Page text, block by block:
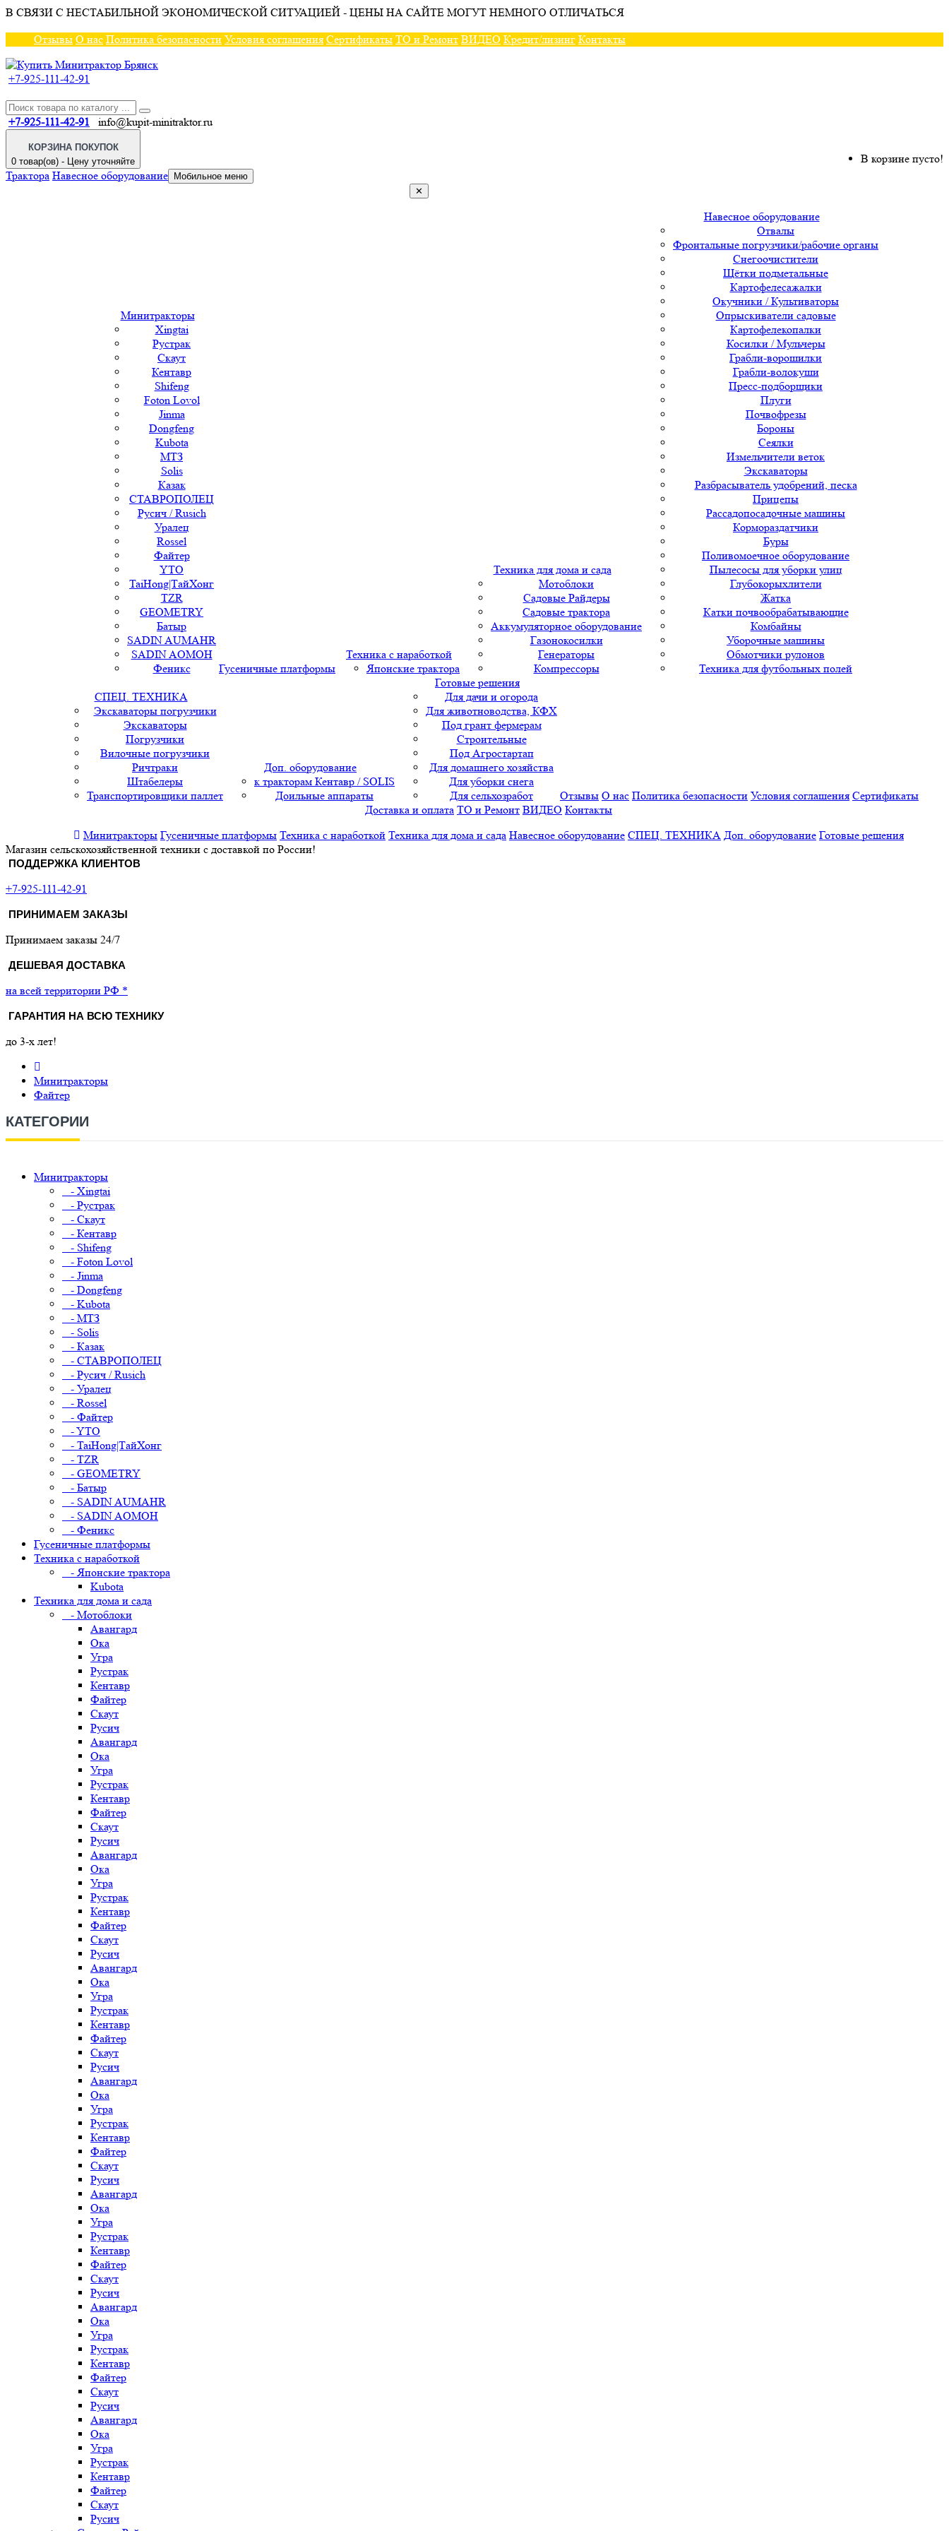
В СВЯЗИ С НЕСТАБИЛЬНОЙ ЭКОНОМИЧЕСКОЙ СИТУАЦИЕЙ - ЦЕНЫ НА САЙТЕ МОГУТ НЕМНОГО ОТЛИЧАТЬСЯ
Отзывы О нас Политика безопасности Условия соглашения Сертификаты ТО и Ремонт ВИДЕО Кредит/лизинг Контакты
+7-925-111-42-91
+7-925-111-42-91 info@kupit-minitraktor.ru
КОРЗИНА ПОКУПОК
0 товар(ов) - Цену уточняйте
В корзине пусто!
Трактора Навесное оборудование
Мобильное меню
✕
Минитракторы
Xingtai
Рустрак
Скаут
Кентавр
Shifeng
Foton Lovol
Jinma
Dongfeng
Kubota
МТЗ
Solis
Казак
СТАВРОПОЛЕЦ
Русич / Rusich
Уралец
Rossel
Файтер
YTO
TaiHong|ТайХонг
TZR
GEOMETRY
Батыр
SADIN AUMAHR
SADIN AOMOH
Феникс
Гусеничные платформы
Техника с наработкой
Японские трактора
Техника для дома и сада
Мотоблоки
Садовые Райдеры
Садовые трактора
Аккумуляторное оборудование
Газонокосилки
Генераторы
Компрессоры
Навесное оборудование
Отвалы
Фронтальные погрузчики/рабочие органы
Снегоочистители
Щётки подметальные
Картофелесажалки
Окучники / Культиваторы
Опрыскиватели садовые
Картофелекопалки
Косилки / Мульчеры
Грабли-ворошилки
Грабли-волокуши
Пресс-подборщики
Плуги
Почвофрезы
Бороны
Сеялки
Измельчители веток
Экскаваторы
Разбрасыватель удобрений, песка
Прицепы
Рассадопосадочные машины
Кормораздатчики
Буры
Поливомоечное оборудование
Пылесосы для уборки улиц
Глубокорыхлители
Жатка
Катки почвообрабатывающие
Комбайны
Уборочные машины
Обмотчики рулонов
Техника для футбольных полей
СПЕЦ. ТЕХНИКА
Экскаваторы погрузчики
Экскаваторы
Погрузчики
Вилочные погрузчики
Ричтраки
Штабелеры
Транспортировщики паллет
Доп. оборудование
к тракторам Кентавр / SOLIS
Доильные аппараты
Готовые решения
Для дачи и огорода
Для животноводства, КФХ
Под грант фермерам
Строительные
Под Агростартап
Для домашнего хозяйства
Для уборки снега
Для сельхозработ
Отзывы О нас Политика безопасности Условия соглашения Сертификаты
Доставка и оплата ТО и Ремонт ВИДЕО Контакты
Минитракторы Гусеничные платформы Техника с наработкой Техника для дома и сада Навесное оборудование СПЕЦ. ТЕХНИКА Доп. оборудование Готовые решения
Магазин сельскохозяйственной техники с доставкой по России!
ПОДДЕРЖКА КЛИЕНТОВ
+7-925-111-42-91
ПРИНИМАЕМ ЗАКАЗЫ
Принимаем заказы 24/7
ДЕШЕВАЯ ДОСТАВКА
на всей территории РФ *
ГАРАНТИЯ НА ВСЮ ТЕХНИКУ
до 3-х лет!
Минитракторы
Файтер
КАТЕГОРИИ
Минитракторы
- Xingtai
- Рустрак
- Скаут
- Кентавр
- Shifeng
- Foton Lovol
- Jinma
- Dongfeng
- Kubota
- МТЗ
- Solis
- Казак
- СТАВРОПОЛЕЦ
- Русич / Rusich
- Уралец
- Rossel
- Файтер
- YTO
- TaiHong|ТайХонг
- TZR
- GEOMETRY
- Батыр
- SADIN AUMAHR
- SADIN AOMOH
- Феникс
Гусеничные платформы
Техника с наработкой
- Японские трактора
Kubota
Техника для дома и сада
- Мотоблоки
Авангард
Ока
Угра
Рустрак
Кентавр
Файтер
Скаут
Русич
Авангард
Ока
Угра
Рустрак
Кентавр
Файтер
Скаут
Русич
Авангард
Ока
Угра
Рустрак
Кентавр
Файтер
Скаут
Русич
Авангард
Ока
Угра
Рустрак
Кентавр
Файтер
Скаут
Русич
Авангард
Ока
Угра
Рустрак
Кентавр
Файтер
Скаут
Русич
Авангард
Ока
Угра
Рустрак
Кентавр
Файтер
Скаут
Русич
Авангард
Ока
Угра
Рустрак
Кентавр
Файтер
Скаут
Русич
Авангард
Ока
Угра
Рустрак
Кентавр
Файтер
Скаут
Русич